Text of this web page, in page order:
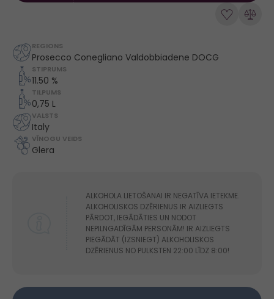
REGIONS
Prosecco Conegliano Valdobbiadene DOCG
STIPRUMS
11.50 %
TILPUMS
0,75 L
VALSTS
Italy
VĪNOGU VEIDS
Glera
ALKOHOLA LIETOŠANAI IR NEGATĪVA IETEKME.
ALKOHOLISKOS DZĒRIENUS IR AIZLIEGTS
PĀRDOT, IEGĀDĀTIES UN NODOT
NEPILNGADĪGĀM PERSONĀM! IR AIZLIEGTS
PIEGĀDĀT (IZSNIEGT) ALKOHOLISKOS
DZĒRIENUS NO PULKSTEN 22:00 LĪDZ 8:00!